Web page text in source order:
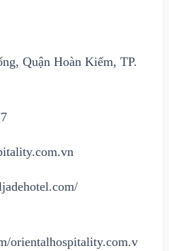
Quận Hoàn Kiếm, TP.
orientalhospitality.com.v